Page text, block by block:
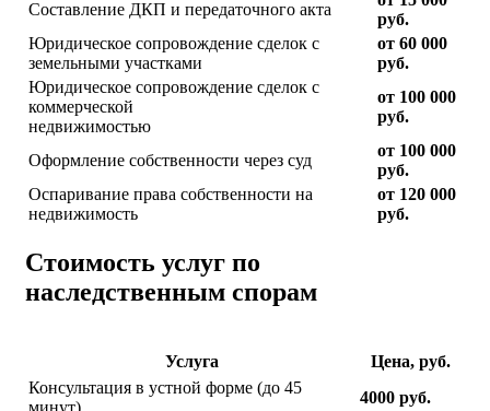
Составление ДКП и передаточного акта
руб.
Юридическое сопровождение сделок с
земельными участками
от 60 000
руб.
Юридическое сопровождение сделок с
коммерческой
недвижимостью
от 100 000
руб.
Оформление собственности через суд
от 100 000
руб.
Оспаривание права собственности на
недвижимость
от 120 000
руб.
Стоимость услуг по
наследственным спорам
Услуга
Цена, руб.
Консультация в устной форме (до 45
4000 руб.